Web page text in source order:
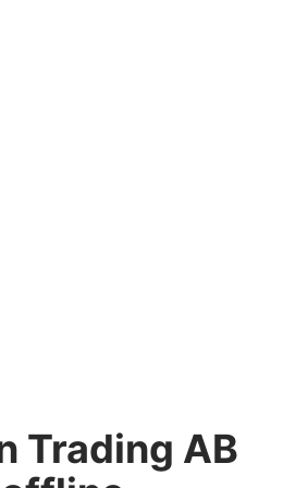
Trading AB